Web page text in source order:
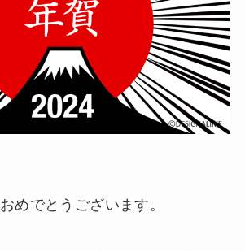
めでとうございます。